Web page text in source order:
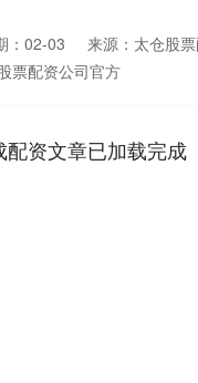
：02-03
来源：太仓股
票配资公司官方
配资文章已加载完成